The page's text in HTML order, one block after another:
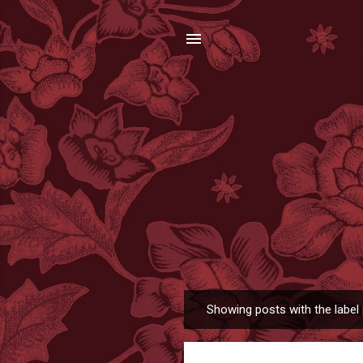
o
Showing posts with the label